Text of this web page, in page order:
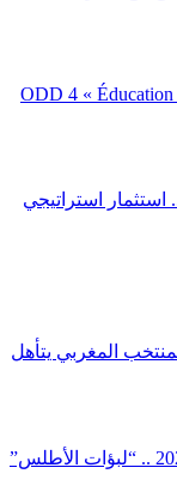
ODD 4 « Éducation
استثمار استراتيجي
للسيدات-المغرب 2026.. المنتخب المغربي يتأهل
كأس أمم إفريقيا للسيدات – المغرب 2026 .. “لبؤات الأطلس”